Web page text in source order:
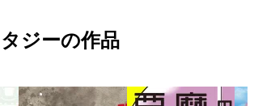
ジーの作品